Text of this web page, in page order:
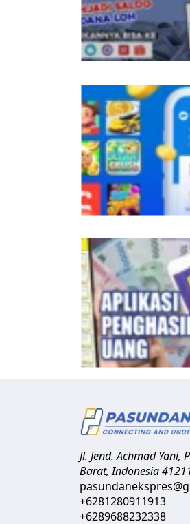
Jl. Jend. Achmad Yani,
Barat,Indonesia
+6281280911913
+6289688232338